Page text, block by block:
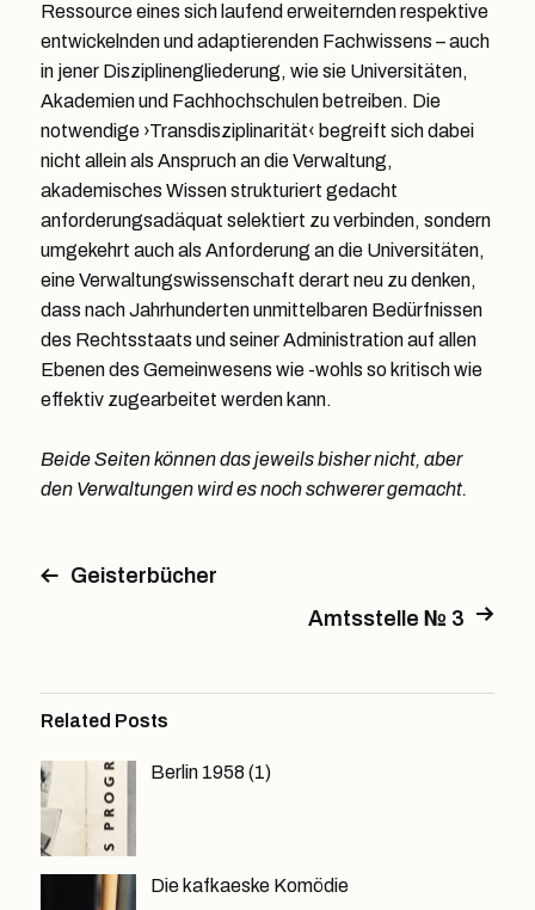
Ressource eines sich laufend erweiternden respektive
entwickelnden und adaptierenden Fachwissens – auch
in jener Disziplinengliederung, wie sie Universitäten,
Akademien und Fachhochschulen betreiben. Die
notwendige ›Transdisziplinarität‹ begreift sich dabei
nicht allein als Anspruch an die Verwaltung,
akademisches Wissen strukturiert gedacht
anforderungsadäquat selektiert zu verbinden, sondern
umgekehrt auch als Anforderung an die Universitäten,
eine Verwaltungswissenschaft derart neu zu denken,
dass nach Jahrhunderten unmittelbaren Bedürfnissen
des Rechtsstaats und seiner Administration auf allen
Ebenen des Gemeinwesens wie -wohls so kritisch wie
effektiv zugearbeitet werden kann.
Beide Seiten können das jeweils bisher nicht, aber
den Verwaltungen wird es noch schwerer gemacht.
Geisterbücher
Amtsstelle № 3
Related Posts
Berlin 1958 (1)
Die kafkaeske Komödie